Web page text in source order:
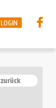
LOGIN
zurück